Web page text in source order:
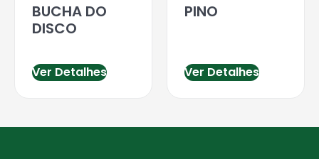
BUCHA DO
DISCO
Ver Detalhes
PINO
Ver Detalhes